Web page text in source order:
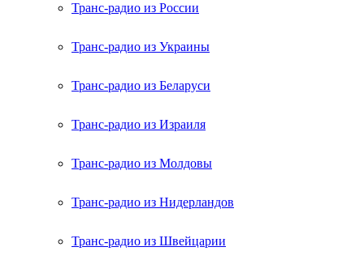
Транс-радио из России
Транс-радио из Украины
Транс-радио из Беларуси
Транс-радио из Израиля
Транс-радио из Молдовы
Транс-радио из Нидерландов
Транс-радио из Швейцарии